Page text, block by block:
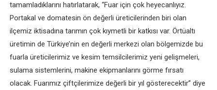
tamamladıklarını hatırlatarak, “Fuar için çok heyecanlıyız.
Portakal ve domatesin ön değerli üreticilerinden biri olan
ilçemiz iktisadına tarımın çok kıymetli bir katkısı var. Örtüaltı
üretimin de Türkiye’nin en değerli merkezi olan bölgemizde bu
fuarla üreticilerimiz ve kesim temsilcilerimiz yeni gelişmeleri,
sulama sistemlerini, makine ekipmanlarını görme fırsatı
olacak. Fuarımız çiftçilerimize değerli bir yıl gösterecektir” diye